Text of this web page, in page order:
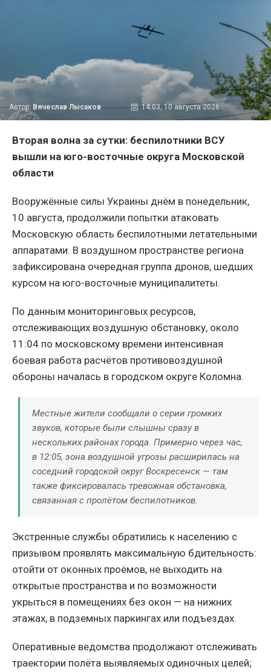
Автор:Вячеслав Лысаков 14:03, 10 августа 2026
Вторая волна за сутки: беспилотники ВСУ
вышли на юго-восточные округа Московской
области
Вооружённые силы Украины днём в понедельник,
10 августа, продолжили попытки атаковать
Московскую область беспилотными летательными
аппаратами. В воздушном пространстве региона
зафиксирована очередная группа дронов, шедших
курсом на юго-восточные муниципалитеты.
По данным мониторинговых ресурсов,
отслеживающих воздушную обстановку, около
11:04 по московскому времени интенсивная
боевая работа расчётов противовоздушной
обороны началась в городском округе Коломна.
Местные жители сообщали о серии громких
звуков, которые были слышны сразу в
нескольких районах города. Примерно через час,
в 12:05, зона воздушной угрозы расширилась на
соседний городской округ Воскресенск — там
также фиксировалась тревожная обстановка,
связанная с пролётом беспилотников.
Экстренные службы обратились к населению с
призывом проявлять максимальную бдительность:
отойти от оконных проёмов, не выходить на
открытые пространства и по возможности
укрыться в помещениях без окон — на нижних
этажах, в подземных паркингах или подъездах.
Оперативные ведомства продолжают отслеживать
траектории полёта выявляемых одиночных целей;